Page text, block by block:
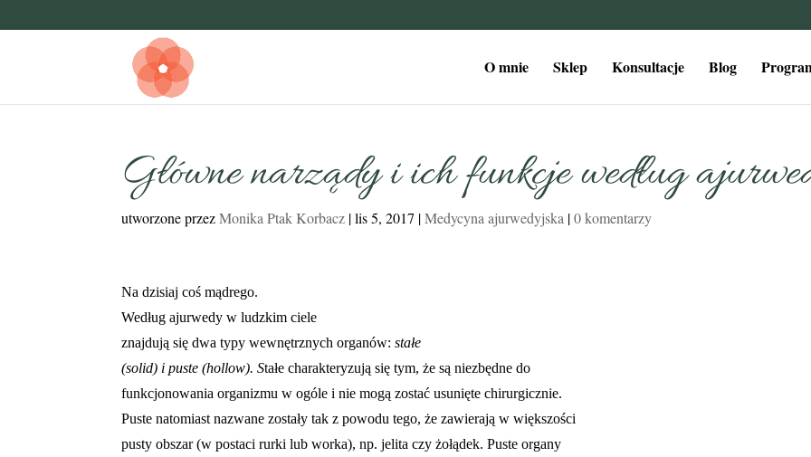
O mnie Sklep Konsultacje Blog
Główne narządy i ich funkcje według
utworzone przezMonika Ptak Korbacz |lis 5, 2017 |Medycyna ajurwedyjska |0 komentarzy
Na dzisiaj coś mądrego.
Według ajurwedy w ludzkim ciele
znajdują się dwa typy wewnętrznych organów:stałe
(solid) i puste (hollow). Stałe charakteryzują się tym, że są niezbędne do
funkcjonowania organizmu w ogóle i nie mogą zostać usunięte chirurgicznie.
Puste natomiast nazwane zostały tak z powodu tego, że zawierają w większości
pusty obszar (w postaci rurki lub worka), np. jelita czy żołądek. Puste organy